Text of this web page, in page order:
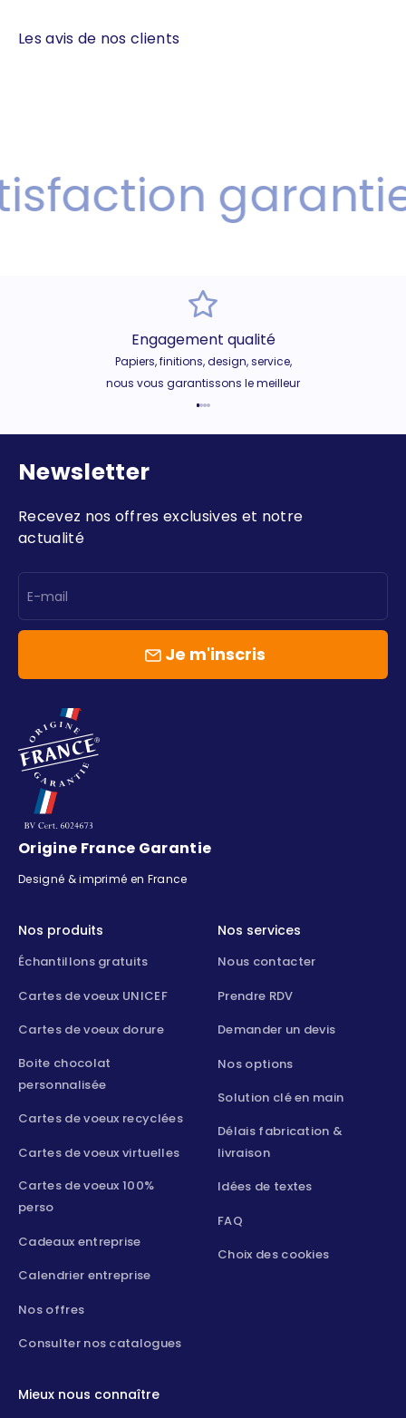
Les avis de nos clients
garantie
Engagement qualité
Papiers, finitions, design, service,
nous vous garantissons le meilleur
Newsletter
Recevez nos offres exclusives et notre
actualité
E-mail
Je m'inscris
Origine France Garantie
Designé & imprimé en France
Nos produits
Échantillons gratuits
Cartes de voeux UNICEF
Cartes de voeux dorure
Boite chocolat
personnalisée
Cartes de voeux recyclées
Cartes de voeux virtuelles
Cartes de voeux 100%
perso
Cadeaux entreprise
Calendrier entreprise
Nos offres
Consulter nos catalogues
Nos services
Nous contacter
Prendre RDV
Demander un devis
Nos options
Solution clé en main
Délais fabrication &
livraison
Idées de textes
FAQ
Choix des cookies
Mieux nous connaître